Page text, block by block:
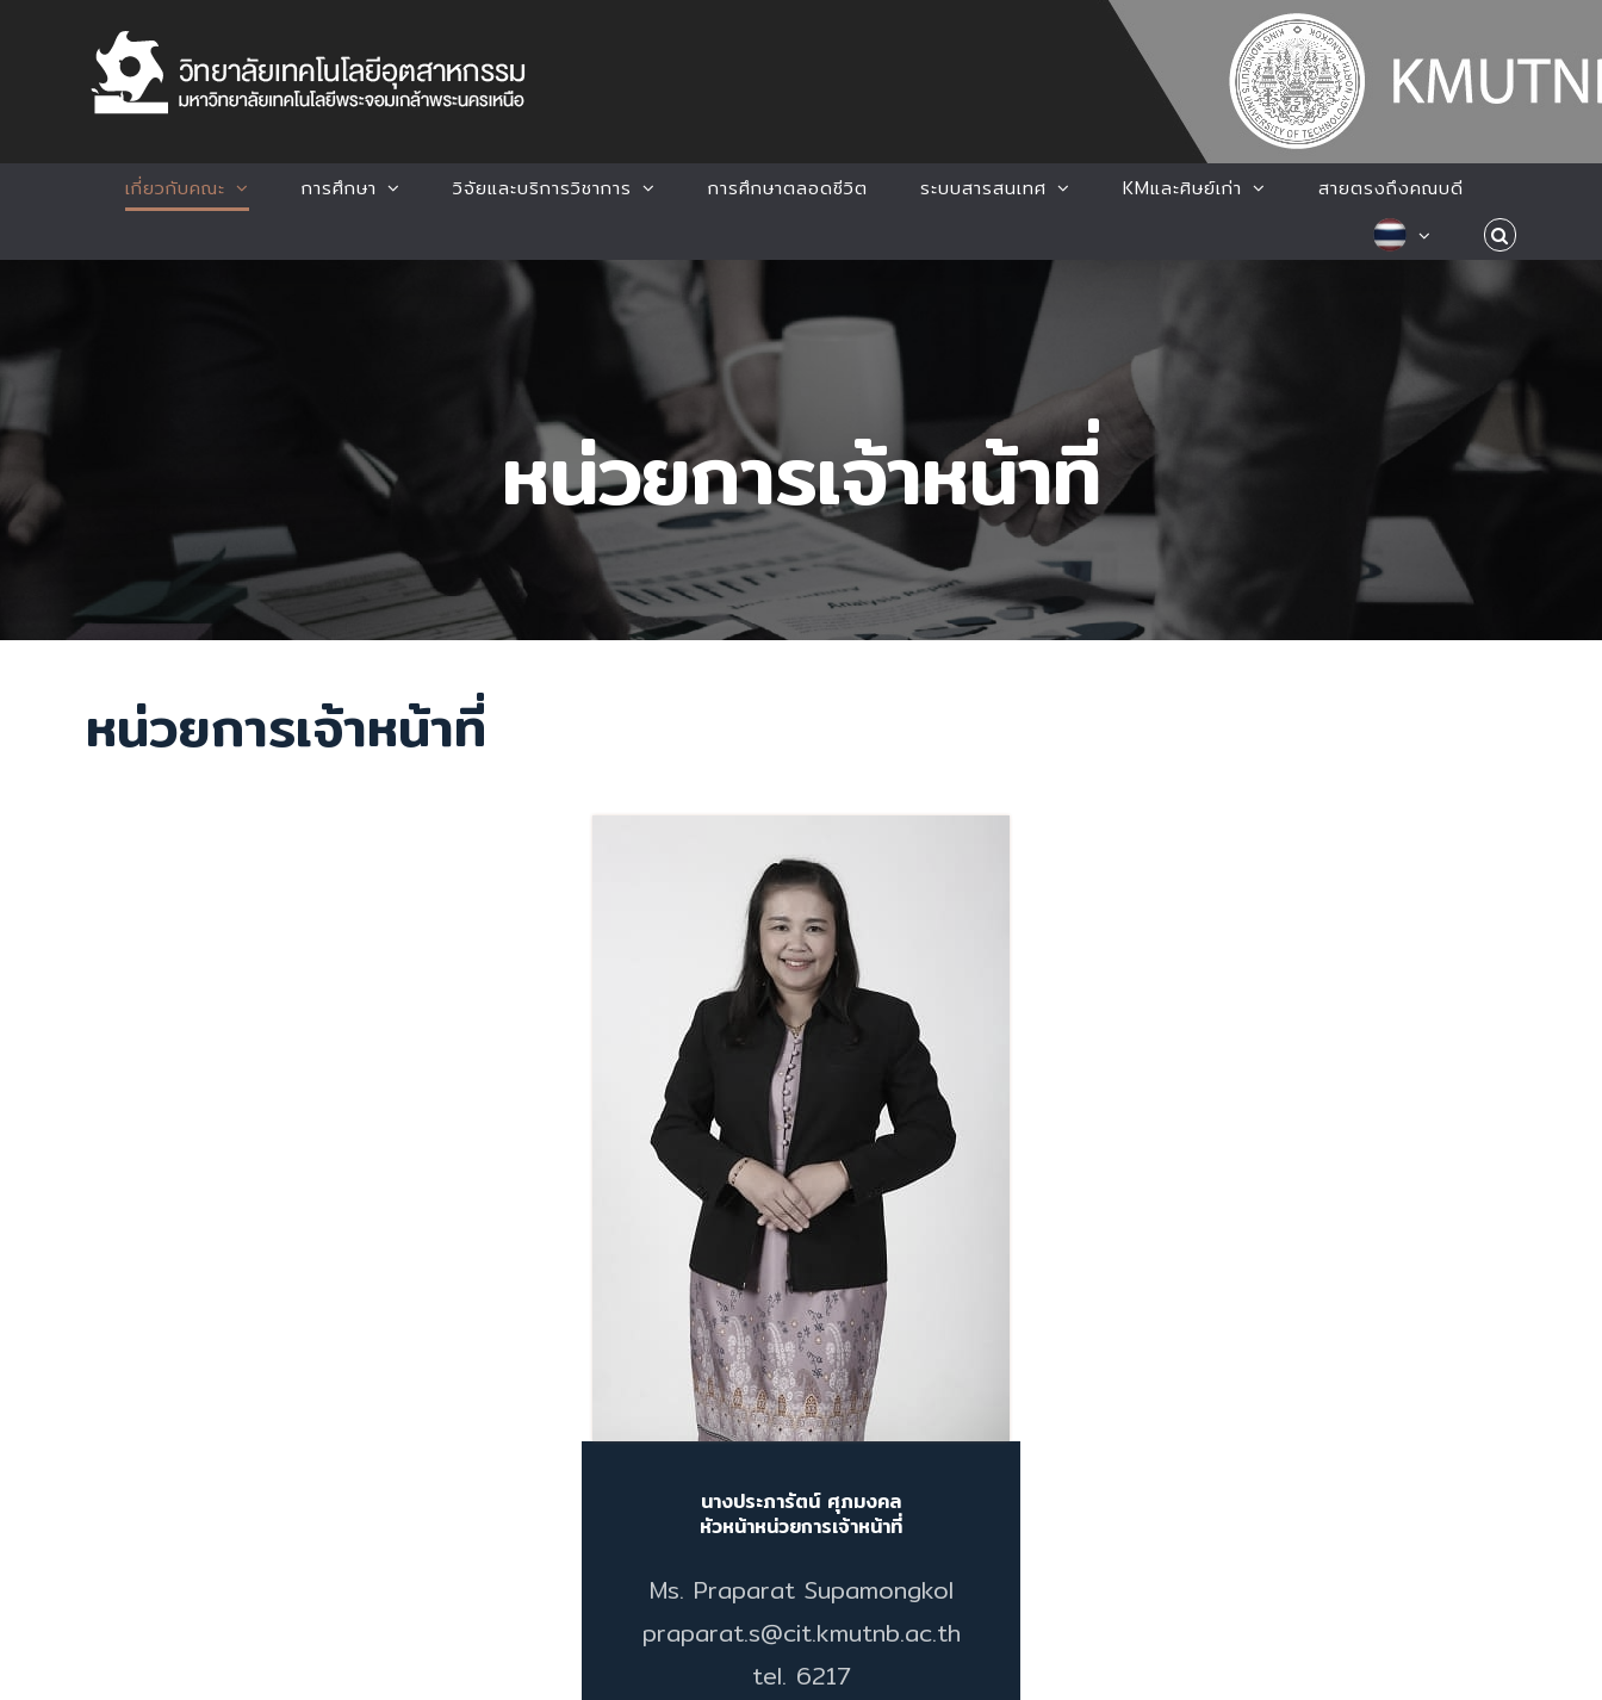
เกี่ยวกับคณะ การศึกษา วิจัยและบริการวิชาการ การศึกษาตลอดชีวิต ระบบสารสนเทศ KMและศิษย์เก่า สายตรงถึงคณบดี
หน่วยการเจ้าหน้าที่
หน่วยการเจ้าหน้าที่
นางประภารัตน์ ศุภมงคล
หัวหน้าหน่วยการเจ้าหน้าที่
Ms. Praparat Supamongkol
praparat.s@cit.kmutnb.ac.th
tel. 6217